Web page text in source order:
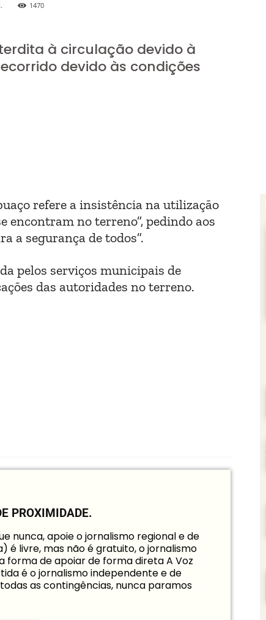
1470
à circulação devido à
devido às condições
refere a insistência na utilização
encontram no terreno”, pedindo aos
a segurança de todos”.
pelos serviços municipais de
das autoridades no terreno.
PROXIMIDADE.
nunca, apoie o jornalismo regional e de
é livre, mas não é gratuito, o jornalismo
forma de apoiar de forma direta A Voz
é o jornalismo independente e de
as contingências, nunca paramos